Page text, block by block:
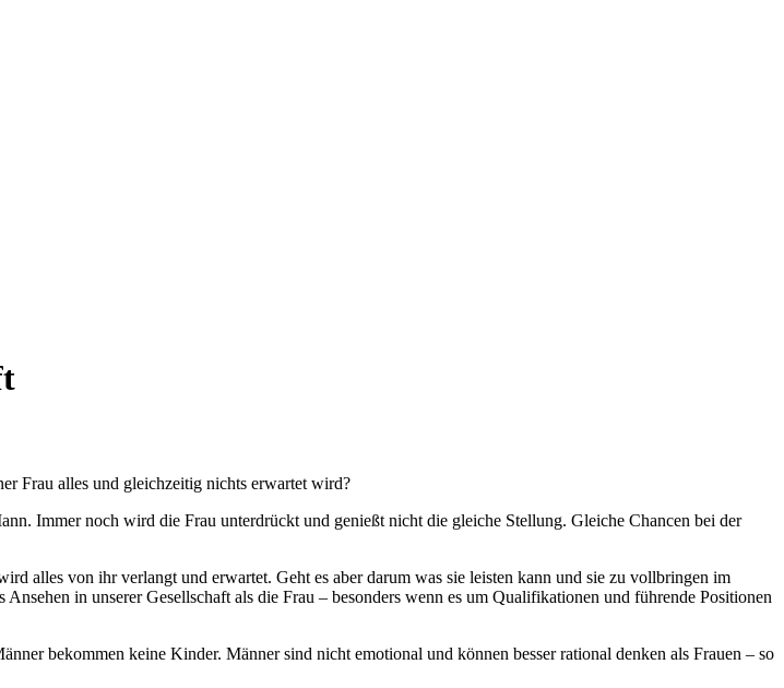
Frau alles und gleichzeitig nichts erwartet wird?
Immer noch wird die Frau unterdrückt und genießt nicht die gleiche Stellung. Gleiche Chancen bei der
alles von ihr verlangt und erwartet. Geht es aber darum was sie leisten kann und sie zu vollbringen im
in unserer Gesellschaft als die Frau – besonders wenn es um Qualifikationen und führende Positionen
bekommen keine Kinder. Männer sind nicht emotional und können besser rational denken als Frauen – so